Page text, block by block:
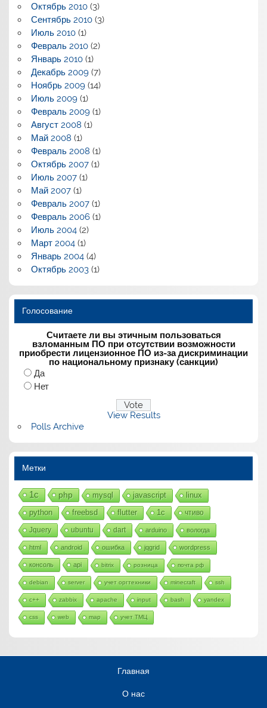
Октябрь 2010(3)
Сентябрь 2010(3)
Июль 2010(1)
Февраль 2010(2)
Январь 2010(1)
Декабрь 2009(7)
Ноябрь 2009(14)
Июль 2009(1)
Февраль 2009(1)
Август 2008 (1)
Май 2008 (1)
Февраль 2008 (1)
Октябрь 2007(1)
Июль 2007(1)
Май 2007(1)
Февраль 2007(1)
Февраль 2006(1)
Июль 2004(2)
Март 2004(1)
Январь 2004(4)
Октябрь 2003(1)
Голосование
Считаете ли вы этичным пользоваться
взломанным ПО при отсутствии возможности
приобрести лицензионное ПО из-за дискриминации
по национальному признаку (санкции)
Да
Нет
View Results
Polls Archive
Метки
1с php mysql javascript linux
python freebsd flutter 1c чтиво
Jquery ubuntu dart arduino вологда
html android ошибка jqgrid wordpress
консоль api bitrix розница почта рф
debian server учет оргтехники minecraft ssh
c++ zabbix apache input bash yandex
css web map учет ТМЦ
Главная
О нас